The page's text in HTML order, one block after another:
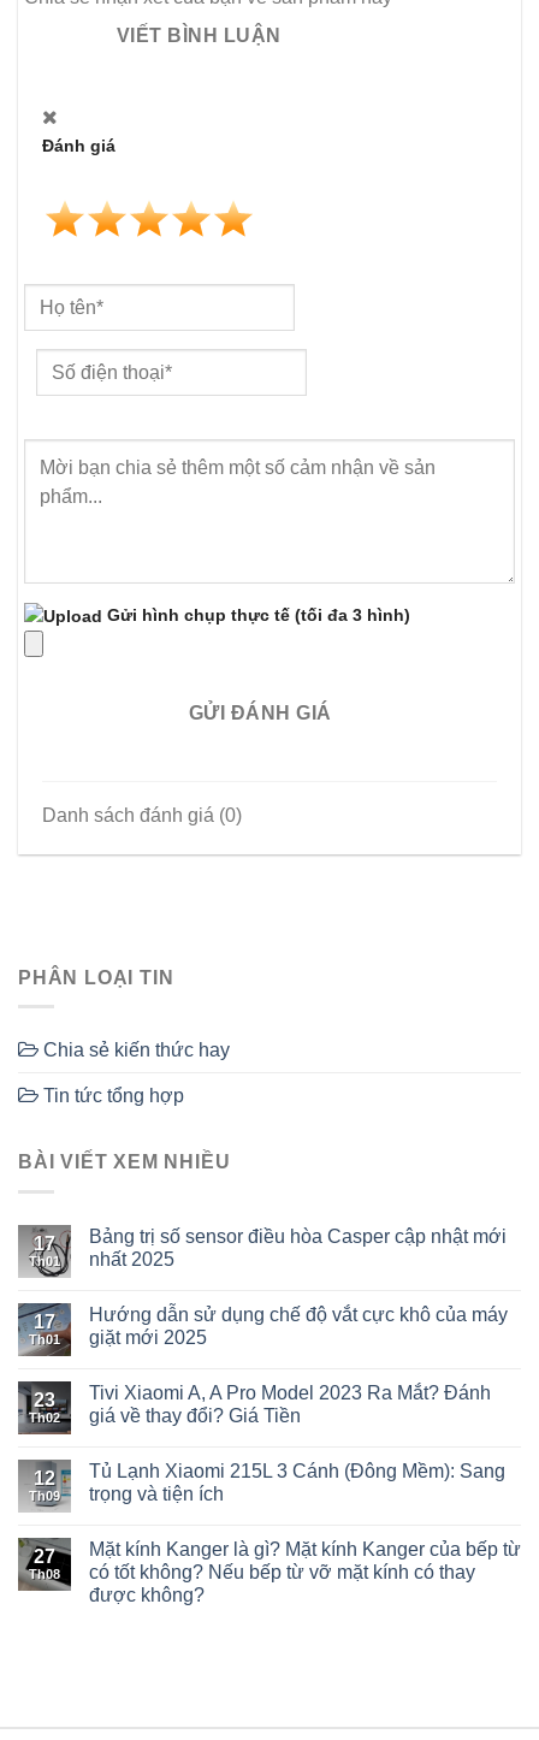
PHÂN LOẠI TIN
Chia sẻ kiến thức hay
Tin tức tổng hợp
BÀI VIẾT XEM NHIỀU
17
Th01
Bảng trị số sensor điều hòa Casper cập nhật mới
nhất 2025
17
Th01
Hướng dẫn sử dụng chế độ vắt cực khô của máy
giặt mới 2025
23
Th02
Tivi Xiaomi A, A Pro Model 2023 Ra Mắt? Đánh
giá về thay đổi? Giá Tiền
12
Th09
Tủ Lạnh Xiaomi 215L 3 Cánh (Đông Mềm): Sang
trọng và tiện ích
27
Th08
Mặt kính Kanger là gì? Mặt kính Kanger của bếp từ
có tốt không? Nếu bếp từ vỡ mặt kính có thay
được không?
VIẾT BÌNH LUẬN
Đánh giá
Gửi hình chụp thực tế (tối đa 3 hình)
GỬI ĐÁNH GIÁ
Danh sách đánh giá (0)